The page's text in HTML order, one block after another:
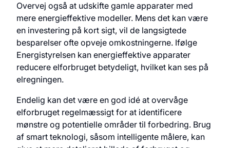
Overvej også at udskifte gamle apparater med
mere energieffektive modeller. Mens det kan være
en investering på kort sigt, vil de langsigtede
besparelser ofte opveje omkostningerne. Ifølge
Energistyrelsen kan energieffektive apparater
reducere elforbruget betydeligt, hvilket kan ses på
elregningen.
Endelig kan det være en god idé at overvåge
elforbruget regelmæssigt for at identificere
mønstre og potentielle områder til forbedring. Brug
af smart teknologi, såsom intelligente målere, kan